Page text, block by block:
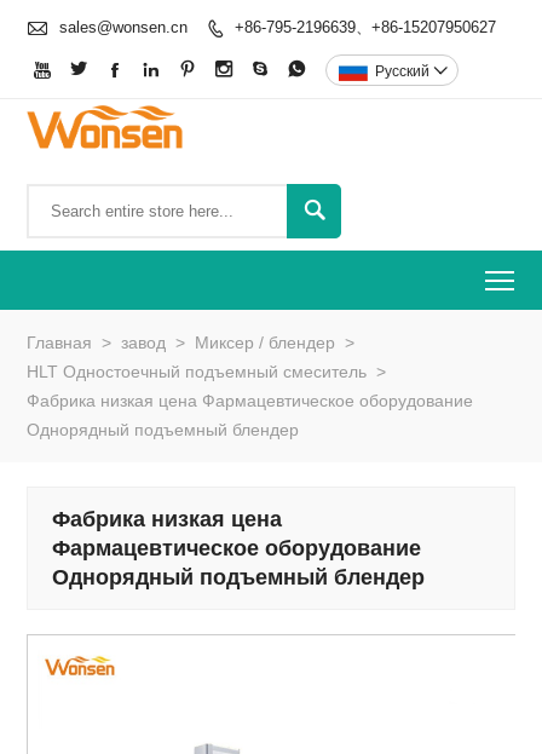
 sales@wonsen.cn  +86-795-2196639、+86-15207950627
        Pусский 

Главная > завод > Миксер / блендер >
HLT Одностоечный подъемный смеситель >
Фабрика низкая цена Фармацевтическое оборудование
Однорядный подъемный блендер
Фабрика низкая цена
Фармацевтическое оборудование
Однорядный подъемный блендер